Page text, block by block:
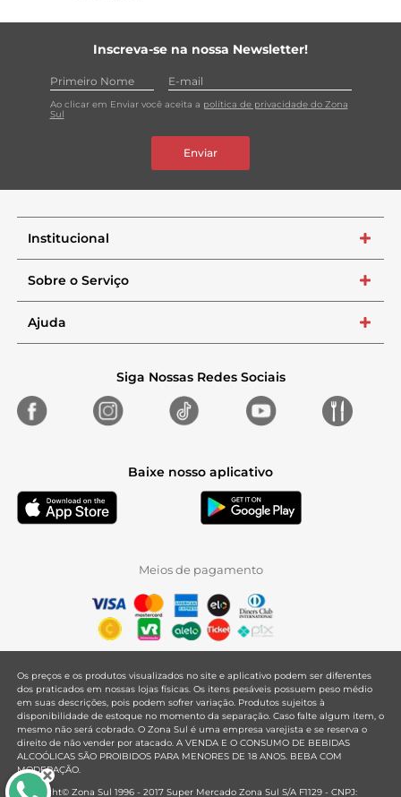
Inscreva-se na nossa Newsletter!
Ao clicar em Enviar você aceita a política de privacidade do Zona
Sul
Enviar
Institucional +
Sobre o Serviço +
Ajuda +
Siga Nossas Redes Sociais
Baixe nosso aplicativo
Meios de pagamento
Os preços e os produtos visualizados no site e aplicativo podem ser diferentes
dos praticados em nossas lojas físicas. Os itens pesáveis possuem peso médio
em suas descrições, pois podem sofrer variação. Produtos sujeitos à
disponibilidade de estoque no momento da separação. Caso falte algum item, o
mesmo não será cobrado. O Zona Sul é uma empresa varejista e se reserva o
direito de não vender por atacado. A VENDA E O CONSUMO DE BEBIDAS
ALCOÓLICAS SÃO PROIBIDOS PARA MENORES DE 18 ANOS. BEBA COM
MODERAÇÃO.
Copyright© Zona Sul 1996 - 2017 Super Mercado Zona Sul S/A F1129 - CNPJ: